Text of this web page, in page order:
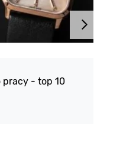
pracy - top 10